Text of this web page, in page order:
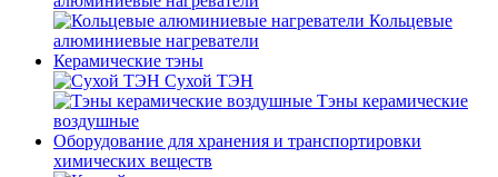
Кольцевые
алюминиевые нагреватели
Керамические тэны
Сухой ТЭН
Тэны керамические
воздушные
Оборудование для хранения и транспортировки
химических веществ